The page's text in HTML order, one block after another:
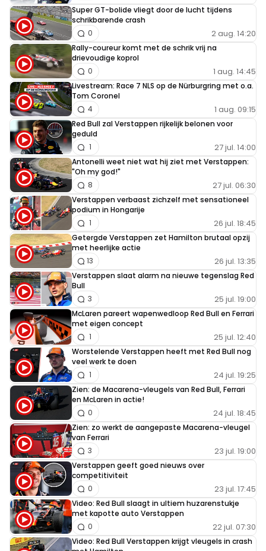
Super GT-bolide vliegt door de lucht tijdens
schrikbarende crash
2 aug. 14:20
0
Rally-coureur komt met de schrik vrij na
drievoudige koprol
1 aug. 14:45
0
Livestream: Race 7 NLS op de Nürburgring met o.a.
Tom Coronel
1 aug. 09:15
4
Red Bull zal Verstappen rijkelijk belonen voor
geduld
27 jul. 14:00
1
Antonelli weet niet wat hij ziet met Verstappen:
"Oh my god!"
27 jul. 06:30
8
Verstappen verbaast zichzelf met sensationeel
podium in Hongarije
26 jul. 18:45
1
Getergde Verstappen zet Hamilton brutaal opzij
met heerlijke actie
26 jul. 13:35
13
Verstappen slaat alarm na nieuwe tegenslag Red
Bull
25 jul. 19:00
3
McLaren pareert wapenwedloop Red Bull en Ferrari
met eigen concept
25 jul. 12:40
1
Worstelende Verstappen heeft met Red Bull nog
veel werk te doen
24 jul. 19:25
1
Zien: de Macarena-vleugels van Red Bull, Ferrari
en McLaren in actie!
24 jul. 18:45
0
Zien: zo werkt de aangepaste Macarena-vleugel
van Ferrari
23 jul. 19:00
3
Verstappen geeft goed nieuws over
competitiviteit
23 jul. 17:45
0
Video: Red Bull slaagt in ultiem huzarenstukje
met kapotte auto Verstappen
22 jul. 07:30
0
Video: Red Bull Verstappen krijgt vleugels in crash